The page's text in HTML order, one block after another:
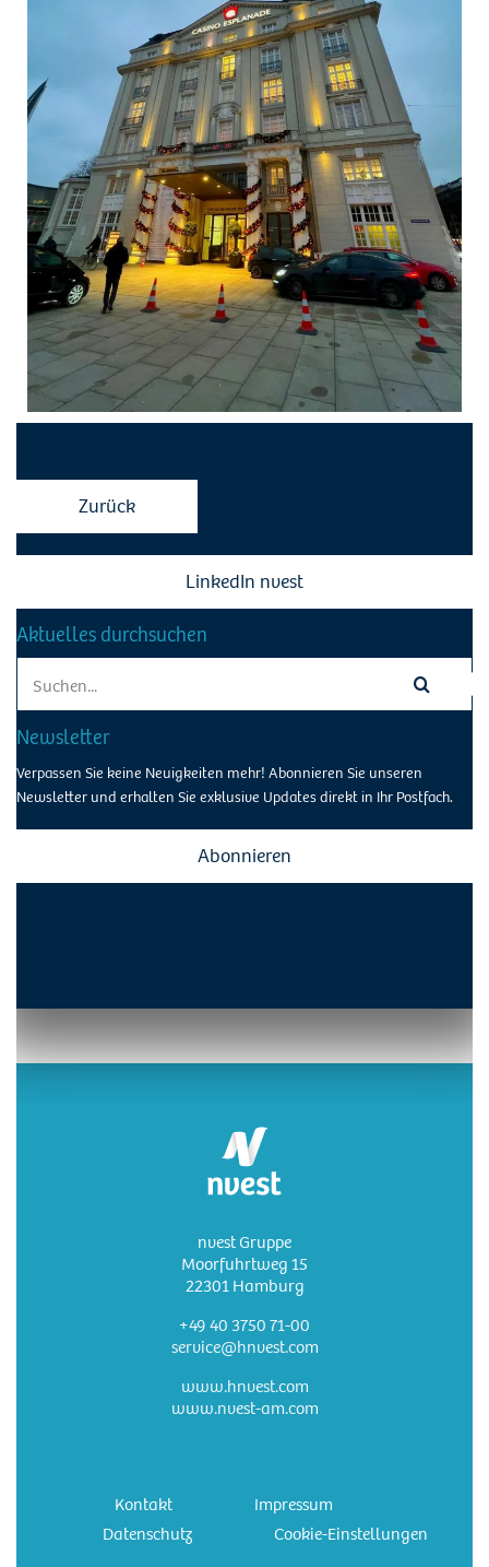
Zurück
LinkedIn nvest
Aktuelles durchsuchen
for:
Newsletter
Verpassen Sie keine Neuigkeiten mehr! Abonnieren Sie unseren
Newsletter und erhalten Sie exklusive Updates direkt in Ihr Postfach.
Abonnieren
nvest Gruppe
Moorfuhrtweg 15
22301 Hamburg
+49 40 3750 71-00
service@hnvest.com
www.hnvest.com
www.nvest-am.com
Kontakt
Impressum
Datenschutz
Cookie-Einstellungen